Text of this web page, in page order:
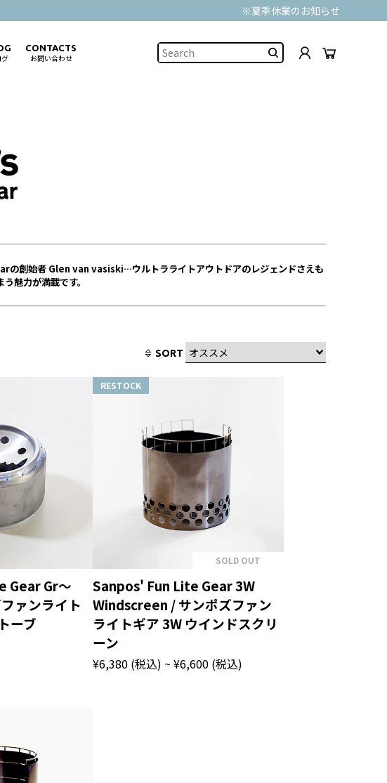
※夏季休業のお知らせ
グ
CONTACTS
お問い合わせ
の創始者 Glen van vasiski…ウルトラライトアウトドアのレジェンドさえも
魅力が満載です。
SORT
Gear Gr～
ァンライト
ーブ
RESTOCK
SOLD OUT
Sanpos' Fun Lite Gear 3W
Windscreen / サンポズファン
ライトギア 3W ウインドスクリ
ーン
¥6,380 (税込) ~ ¥6,600 (税込)